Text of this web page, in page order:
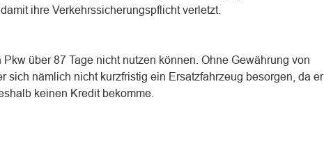
ihre Verkehrssicherungspflicht verletzt.
Pkw über 87 Tage nicht nutzen können. Ohne Gewährung von
sich nämlich nicht kurzfristig ein Ersatzfahrzeug besorgen, da er
keinen Kredit bekomme.